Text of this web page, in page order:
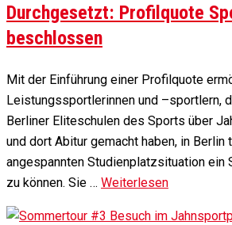
Durchgesetzt: Profilquote
beschlossen
Mit der Einführung einer Profilquote
Leistungssportlerinnen und –sportlern,
Berliner Eliteschulen des Sports über
und dort Abitur gemacht haben, in Berlin
angespannten Studienplatzsituation ein
zu können. Sie … Weiterlesen